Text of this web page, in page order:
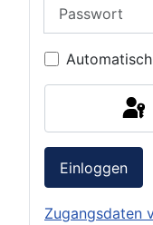
Einloggen
Zugangsdaten